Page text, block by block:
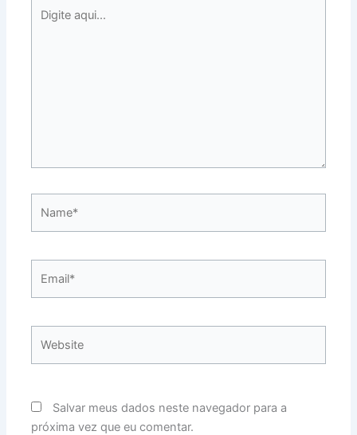
aqui...
Salvar meus dados neste navegador para a
próxima vez que eu comentar.